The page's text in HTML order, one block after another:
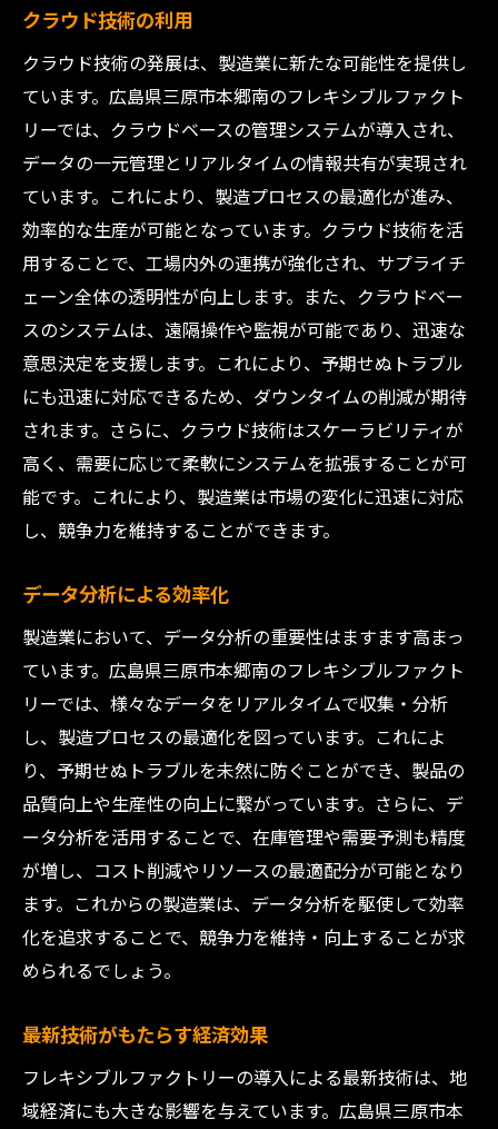
クラウド技術の利用
クラウド技術の発展は、製造業に新たな可能性を提供し
ています。広島県三原市本郷南のフレキシブルファクト
リーでは、クラウドベースの管理システムが導入され、
データの一元管理とリアルタイムの情報共有が実現され
ています。これにより、製造プロセスの最適化が進み、
効率的な生産が可能となっています。クラウド技術を活
用することで、工場内外の連携が強化され、サプライチ
ェーン全体の透明性が向上します。また、クラウドベー
スのシステムは、遠隔操作や監視が可能であり、迅速な
意思決定を支援します。これにより、予期せぬトラブル
にも迅速に対応できるため、ダウンタイムの削減が期待
されます。さらに、クラウド技術はスケーラビリティが
高く、需要に応じて柔軟にシステムを拡張することが可
能です。これにより、製造業は市場の変化に迅速に対応
し、競争力を維持することができます。
データ分析による効率化
製造業において、データ分析の重要性はますます高まっ
ています。広島県三原市本郷南のフレキシブルファクト
リーでは、様々なデータをリアルタイムで収集・分析
し、製造プロセスの最適化を図っています。これによ
り、予期せぬトラブルを未然に防ぐことができ、製品の
品質向上や生産性の向上に繋がっています。さらに、デ
ータ分析を活用することで、在庫管理や需要予測も精度
が増し、コスト削減やリソースの最適配分が可能となり
ます。これからの製造業は、データ分析を駆使して効率
化を追求することで、競争力を維持・向上することが求
められるでしょう。
最新技術がもたらす経済効果
フレキシブルファクトリーの導入による最新技術は、地
域経済にも大きな影響を与えています。広島県三原市本